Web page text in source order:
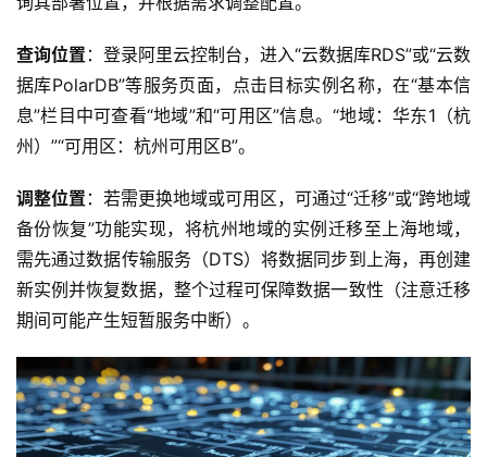
网
站
运
维
虚
拟
主
机
业
动
态
查询位置 ：登录阿里云控制台，进入“云数据库RDS”或“云数
据库PolarDB”等服务页面，点击目标实例名称，在“基本信
息”栏目中可查看“地域”和“可用区”信息。“地域：华东1（杭
州）”“可用区：杭州可用区B”。
调整位置 ：若需更换地域或可用区，可通过“迁移”或“跨地域
备份恢复”功能实现，将杭州地域的实例迁移至上海地域，
需先通过数据传输服务（DTS）将数据同步到上海，再创建
新实例并恢复数据，整个过程可保障数据一致性（注意迁移
期间可能产生短暂服务中断）。